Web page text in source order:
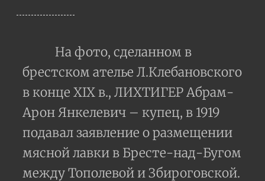
На фото, сделанном в
брестском ателье Л.Клебановского
в конце XIX в., ЛИХТИГЕР Абрам-
Арон Янкелевич – купец, в 1919
подавал заявление о размещении
мясной лавки в Бресте-над-Бугом
между Тополевой и Збироговской.